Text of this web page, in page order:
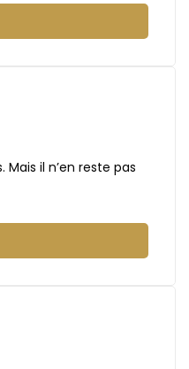
il n’en reste pas